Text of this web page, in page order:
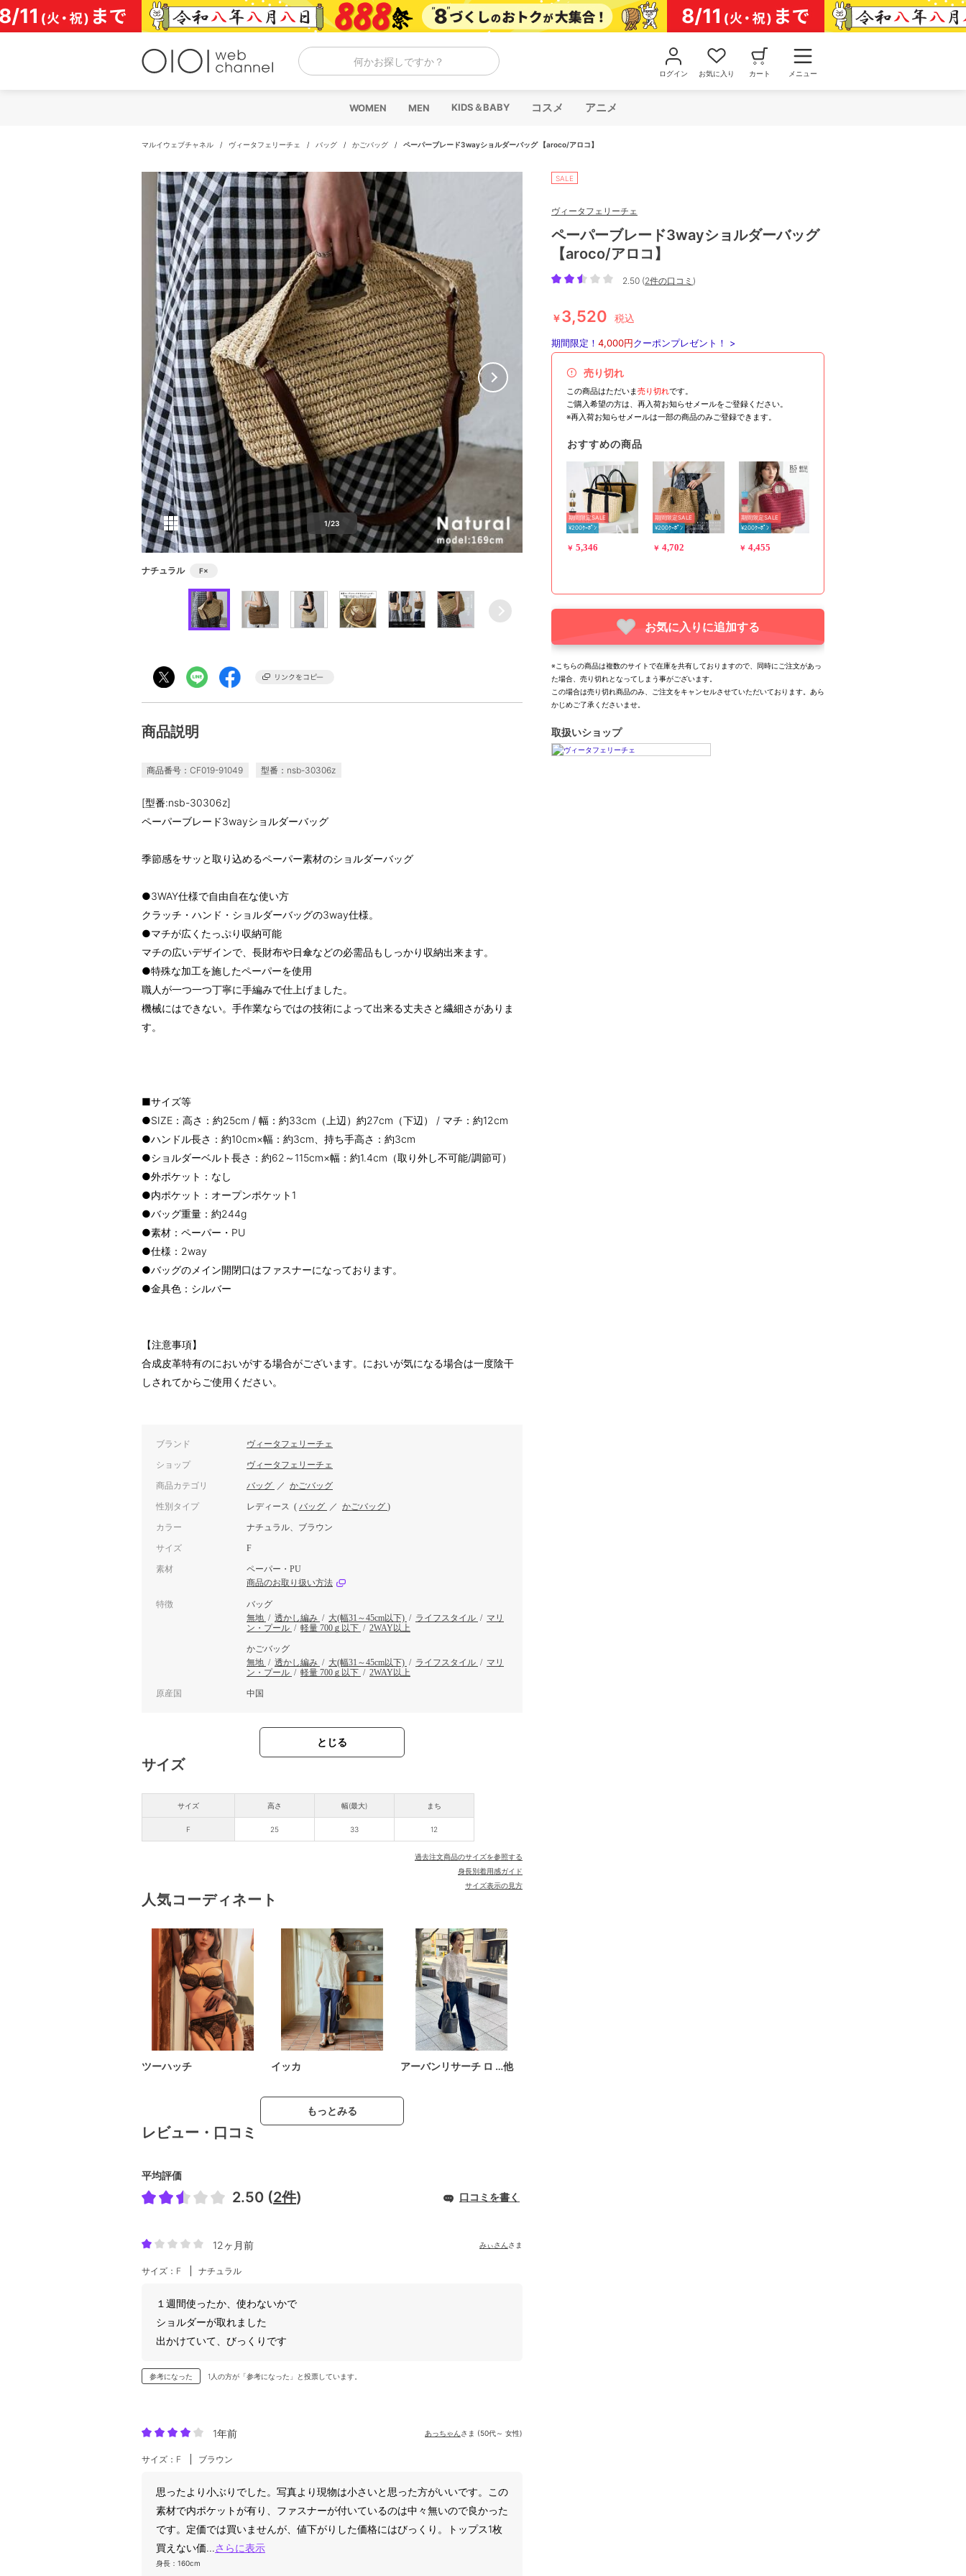
コ
ン
テ
何かお探しですか？
ログイン お気に入り カート メニュー
WOMEN MEN KIDS＆BABY コスメ アニメ
マルイウェブチャネル / ヴィータフェリーチェ / バッグ / かごバッグ / ペーパーブレード3wayショルダーバッグ 【aroco/アロコ】
1/23
ナチュラル F×
商品説明
商品番号：CF019-91049 型番：nsb-30306z
[型番:nsb-30306z]
ペーパーブレード3wayショルダーバッグ
季節感をサッと取り込めるペーパー素材のショルダーバッグ
●3WAY仕様で自由自在な使い方
クラッチ・ハンド・ショルダーバッグの3way仕様。
●マチが広くたっぷり収納可能
マチの広いデザインで、長財布や日傘などの必需品もしっかり収納出来ます。
●特殊な加工を施したペーパーを使用
職人が一つ一つ丁寧に手編みで仕上げました。
機械にはできない。手作業ならではの技術によって出来る丈夫さと繊細さがありま
す。
■サイズ等
●SIZE：高さ：約25cm / 幅：約33cm（上辺）約27cm（下辺） / マチ：約12cm
●ハンドル長さ：約10cm×幅：約3cm、持ち手高さ：約3cm
●ショルダーベルト長さ：約62～115cm×幅：約1.4cm（取り外し不可能/調節可）
●外ポケット：なし
●内ポケット：オープンポケット1
●バッグ重量：約244g
●素材：ペーパー・PU
●仕様：2way
●バッグのメイン開閉口はファスナーになっております。
●金具色：シルバー
【注意事項】
合成皮革特有のにおいがする場合がございます。においが気になる場合は一度陰干
しされてからご使用ください。
ブランド ヴィータフェリーチェ
ショップ ヴィータフェリーチェ
商品カテゴリ バッグ ／ かごバッグ
性別タイプ レディース ( バッグ ／ かごバッグ )
カラー ナチュラル、ブラウン
サイズ F
素材
ペーパー・PU
商品のお取り扱い方法
特徴
バッグ
無地 / 透かし編み / 大(幅31～45cm以下) / ライフスタイル / マリ
ン・プール / 軽量 700ｇ以下 / 2WAY以上
かごバッグ
無地 / 透かし編み / 大(幅31～45cm以下) / ライフスタイル / マリ
ン・プール / 軽量 700ｇ以下 / 2WAY以上
原産国 中国
とじる
サイズ
サイズ
F
高さ 幅(最大) まち
25 33 12
過去注文商品のサイズを参照する
身長別着用感ガイド
サイズ表示の見方
人気コーディネート
ツーハッチ イッカ アーバンリサーチ ロ …他
もっとみる
レビュー・口コミ
平均評価
2.50 (2件) 口コミを書く
12ヶ月前 みぃさん さま
サイズ：F ナチュラル
１週間使ったか、使わないかで
ショルダーが取れました
出かけていて、びっくりです
参考になった 1人の方が「参考になった」と投票しています。
1年前 あっちゃん さま (50代～ 女性)
サイズ：F ブラウン
思ったより小ぶりでした。写真より現物は小さいと思った方がいいです。この
素材で内ポケットが有り、ファスナーが付いているのは中々無いので良かった
です。定価では買いませんが、値下がりした価格にはびっくり。トップス1枚
買えない価... さらに表示
身長：160cm
SALE
ヴィータフェリーチェ
ペーパーブレード3wayショルダーバッグ
【aroco/アロコ】
2.50 (2件の口コミ )
￥3,520 税込
期間限定！ 4,000円クーポンプレゼント！ >
売り切れ
この商品はただいま売り切れです。
ご購入希望の方は、再入荷お知らせメールをご登録ください。
※再入荷お知らせメールは一部の商品のみご登録できます。
おすすめの商品
期間限定SALE
¥200ｸｰﾎﾟﾝ
￥ 5,346
期間限定SALE
¥200ｸｰﾎﾟﾝ
￥ 4,702
期間限定SALE
¥200ｸｰﾎﾟﾝ
￥ 4,455
お気に入りに追加する
※こちらの商品は複数のサイトで在庫を共有しておりますので、同時にご注文があっ
た場合、売り切れとなってしまう事がございます。
この場合は売り切れ商品のみ、ご注文をキャンセルさせていただいております。あら
かじめご了承くださいませ。
取扱いショップ